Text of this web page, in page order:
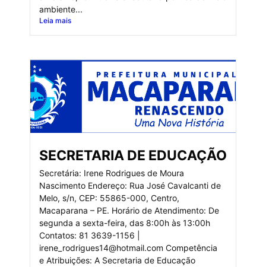
ambiente...
Leia mais
SECRETARIA DE EDUCAÇÃO
Secretária: Irene Rodrigues de Moura
Nascimento Endereço: Rua José Cavalcanti de
Melo, s/n, CEP: 55865-000, Centro,
Macaparana – PE. Horário de Atendimento: De
segunda a sexta-feira, das 8:00h às 13:00h
Contatos: 81 3639-1156 |
irene_rodrigues14@hotmail.com Competência
e Atribuições: A Secretaria de Educação